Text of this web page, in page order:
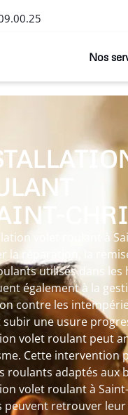
Nos
volet roulant à
la réparation, la
utilisés dans
également à la
contre les
une usure
volet roulant peut
Cette intervention
roulants adaptés aux
volet roulant à
peuvent retrouver